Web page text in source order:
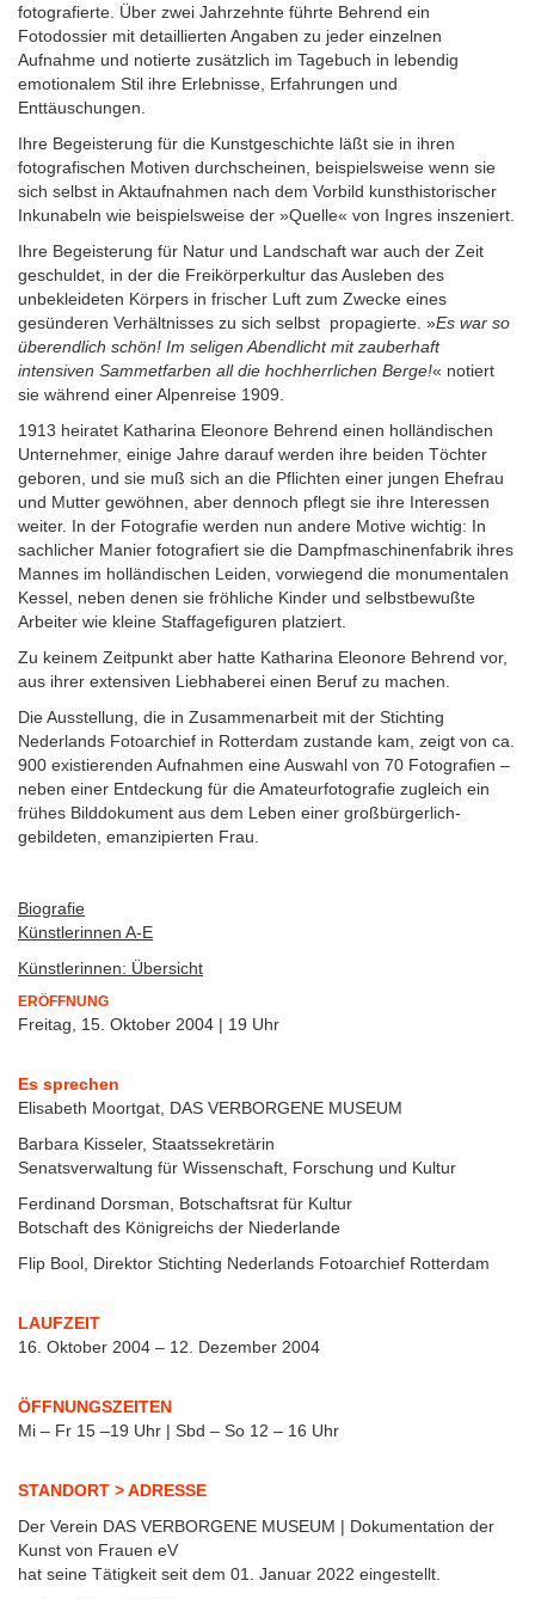
fotografierte. Über zwei Jahrzehnte führte Behrend ein
Fotodossier mit detaillierten Angaben zu jeder einzelnen
Aufnahme und notierte zusätzlich im Tagebuch in lebendig
emotionalem Stil ihre Erlebnisse, Erfahrungen und
Enttäuschungen.
Ihre Begeisterung für die Kunstgeschichte läßt sie in ihren
fotografischen Motiven durchscheinen, beispielsweise wenn sie
sich selbst in Aktaufnahmen nach dem Vorbild kunsthistorischer
Inkunabeln wie beispielsweise der »Quelle« von Ingres inszeniert.
Ihre Begeisterung für Natur und Landschaft war auch der Zeit
geschuldet, in der die Freikörperkultur das Ausleben des
unbekleideten Körpers in frischer Luft zum Zwecke eines
gesünderen Verhältnisses zu sich selbst propagierte. »Es war so
überendlich schön! Im seligen Abendlicht mit zauberhaft
intensiven Sammetfarben all die hochherrlichen Berge!« notiert
sie während einer Alpenreise 1909.
1913 heiratet Katharina Eleonore Behrend einen holländischen
Unternehmer, einige Jahre darauf werden ihre beiden Töchter
geboren, und sie muß sich an die Pflichten einer jungen Ehefrau
und Mutter gewöhnen, aber dennoch pflegt sie ihre Interessen
weiter. In der Fotografie werden nun andere Motive wichtig: In
sachlicher Manier fotografiert sie die Dampfmaschinenfabrik ihres
Mannes im holländischen Leiden, vorwiegend die monumentalen
Kessel, neben denen sie fröhliche Kinder und selbstbewußte
Arbeiter wie kleine Staffagefiguren platziert.
Zu keinem Zeitpunkt aber hatte Katharina Eleonore Behrend vor,
aus ihrer extensiven Liebhaberei einen Beruf zu machen.
Die Ausstellung, die in Zusammenarbeit mit der Stichting
Nederlands Fotoarchief in Rotterdam zustande kam, zeigt von ca.
900 existierenden Aufnahmen eine Auswahl von 70 Fotografien –
neben einer Entdeckung für die Amateurfotografie zugleich ein
frühes Bilddokument aus dem Leben einer großbürgerlich-
gebildeten, emanzipierten Frau.
Biografie
Künstlerinnen A-E
Künstlerinnen: Übersicht
ERÖFFNUNG
Freitag, 15. Oktober 2004 | 19 Uhr
Es sprechen
Elisabeth Moortgat, DAS VERBORGENE MUSEUM
Barbara Kisseler, Staatssekretärin
Senatsverwaltung für Wissenschaft, Forschung und Kultur
Ferdinand Dorsman, Botschaftsrat für Kultur
Botschaft des Königreichs der Niederlande
Flip Bool, Direktor Stichting Nederlands Fotoarchief Rotterdam
LAUFZEIT
16. Oktober 2004 – 12. Dezember 2004
ÖFFNUNGSZEITEN
Mi – Fr 15 –19 Uhr | Sbd – So 12 – 16 Uhr
STANDORT > ADRESSE
Der Verein DAS VERBORGENE MUSEUM | Dokumentation der
Kunst von Frauen eV
hat seine Tätigkeit seit dem 01. Januar 2022 eingestellt.